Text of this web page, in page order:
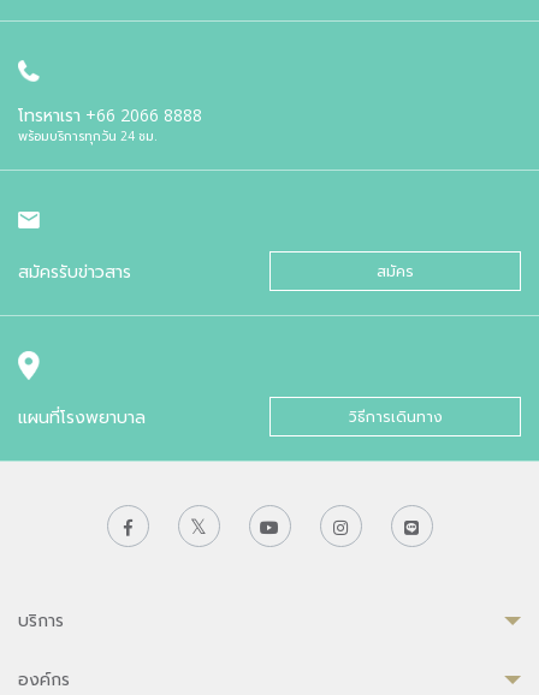
โทรหาเรา +66 2066 8888
พร้อมบริการทุกวัน 24 ชม.
สมัครรับข่าวสาร สมัคร
แผนที่โรงพยาบาล วิธีการเดินทาง
บริการ
องค์กร